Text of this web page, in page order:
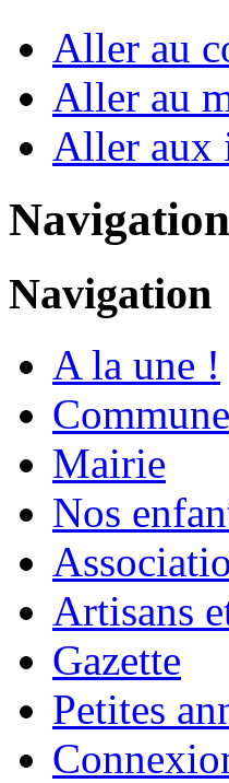
Aller au
Aller au
Aller aux
Navigation
A la une !
Commune
Mairie
Nos
Artisans
Gazette
Petites